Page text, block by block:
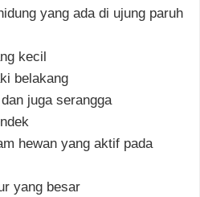
yang ada di ujung paruh
kecil
belakang
juga serangga
hewan yang aktif pada
yang besar